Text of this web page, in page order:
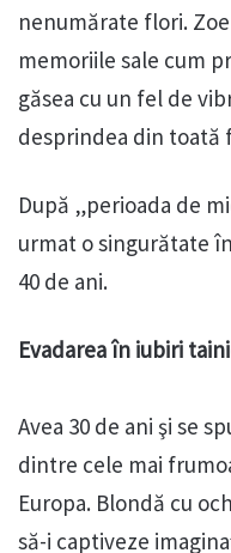
nenumărate flori.
memoriile sale cum
găsea cu un fel de
desprindea din toată
După „perioada de
urmat o singurătate
40 de ani.
Evadarea în iubiri
Avea 30 de ani şi se
dintre cele mai
Europa. Blondă cu
să-i captiveze